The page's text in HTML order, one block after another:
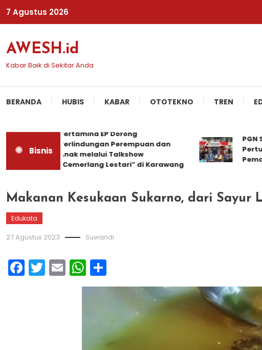
Skip
7 Agustus 2026
AWESH.id
Kabar Baik di Sekitar Anda
BERANDA HUBIS KABAR OTOTEKNO TREN
Bisnis
Pertamina EP Dorong
Perlindungan Perempuan dan
Anak melalui Talkshow
“Cemerlang Lestari” di Karawang
PGN SOR
Makanan Kesukaan Sukarno, dari Sayur
Edukata
27 Agustus 2023 Suwandi
Facebook
Twitter
EmailWhatsApp